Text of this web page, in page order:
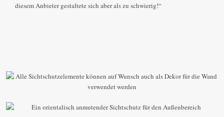
diesem Anbieter gestaltete sich aber als zu schwierig!“
Die Designelemente können auch als Wanddekor
eingesetzt werden